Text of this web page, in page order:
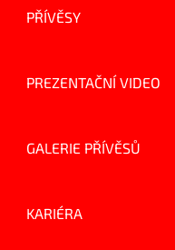
PŘÍVĚSY
PREZENTAČNÍ VIDEO
GALERIE PŘÍVĚSŮ
KARIÉRA